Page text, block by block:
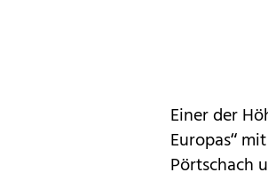
Einer der
Europas“
Pörtschach